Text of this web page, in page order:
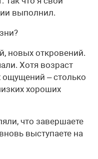
выполнил.
новых откровений.
Хотя возраст
ощущений – столько
хороших
что завершаете
выступаете на